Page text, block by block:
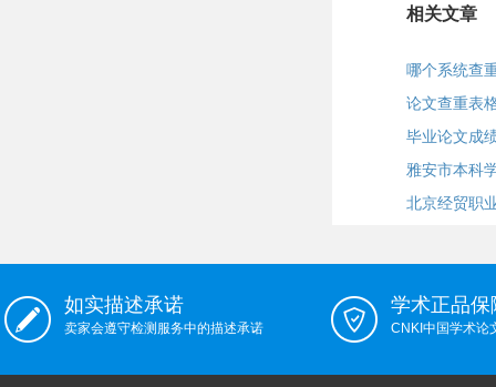
相关文章
哪个系统查
论文查重表
毕业论文成
雅安市本科
北京经贸职
如实描述承诺
卖家会遵守检测服务中的描述承诺
学术正品保
CNKI中国学术论